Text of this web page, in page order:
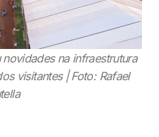
na infraestrutura
visitantes | Foto: Rafael